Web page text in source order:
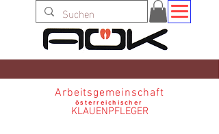
Arbeitsgemeinschaft
österreichischer
KLAUENPFLEGER